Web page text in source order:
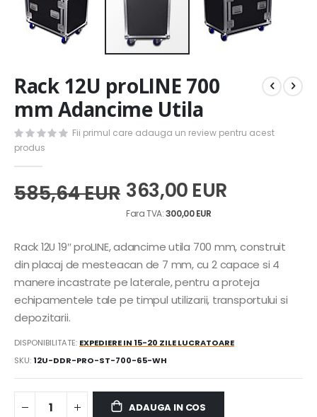
to
the
beginning
of
the
images
gallery
Rack 12U proLINE 700
mm Adancime Utila
Fii primul care adauga un review pentru acest
produs
585,64 EUR 363,00 EUR
300,00 EUR
Rack 12U 19″ proLINE, adancime utila 700 mm, construit
din placaj de mesteacan de 7 mm, cu 2 capace si 4
manere incastrate pe laterale, pentru a proteja
echipamentele tale pe timpul utilizarii, transportului si
depozitarii.
DISPONIBILITATE: EXPEDIERE IN 15-20 ZILE LUCRATOARE
SKU 12U-DDR-PRO-ST-700-65-WH
ADAUGA IN COS